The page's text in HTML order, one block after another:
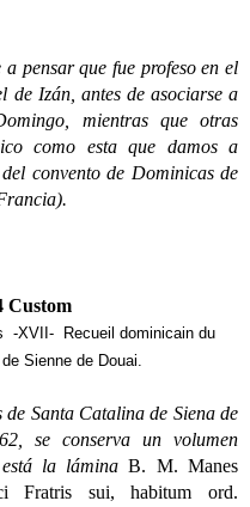
que fue profeso en el
de Izán, antes de asociarse a
mientras que otras
como esta que damos a
convento de Dominicas de
-XVII- Recueil dominicain du
Sienne de Douai.
Santa Catalina de Siena de
se conserva un volumen
está la láminaB. M. Manes
Fratris sui, habitum ord.